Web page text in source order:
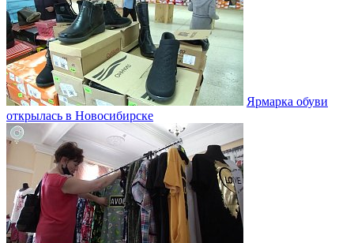
Ярмарка обуви
открылась в Новосибирске